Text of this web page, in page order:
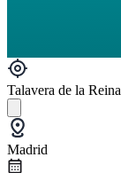
Talavera de la Reina
Madrid